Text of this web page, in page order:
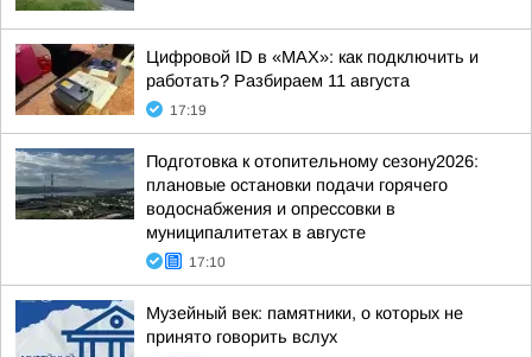
Цифровой ID в «MAX»: как подключить и
работать? Разбираем 11 августа
17:19
Подготовка к отопительному сезону2026:
плановые остановки подачи горячего
водоснабжения и опрессовки в
муниципалитетах в августе
17:10
Музейный век: памятники, о которых не
принято говорить вслух